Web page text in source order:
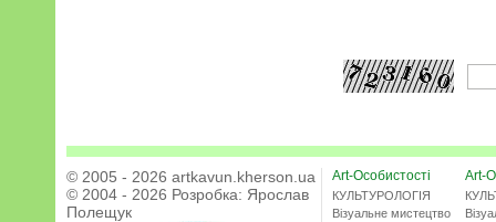
© 2005 - 2026 artkavun.kherson.ua
© 2004 - 2026 Розробка: Ярослав
Полещук
Art-Особистості
КУЛЬТУРОЛОГІЯ
Візуальне мистецтво
Art-